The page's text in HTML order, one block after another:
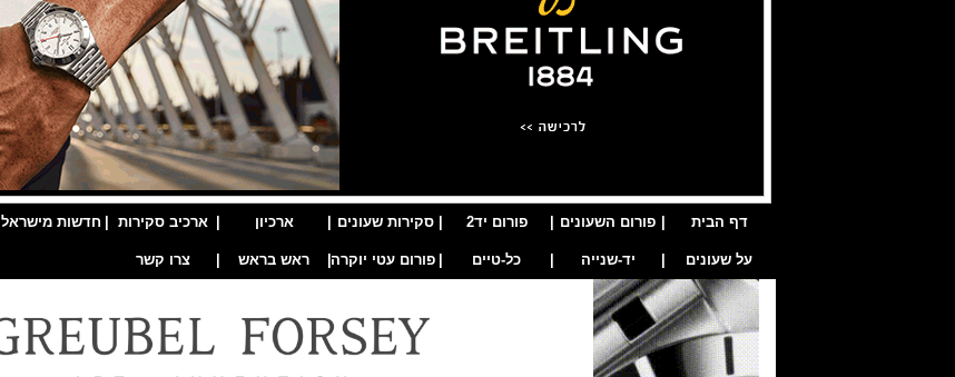
דף הבית פורום השעונים פורום יד2 סקירות שעונים ארכיון ארכיב סקירות חדשות מישראל
על שעונים יד-שנייה כל-טיים פורום עטי יוקרה ראש בראש צרו קשר